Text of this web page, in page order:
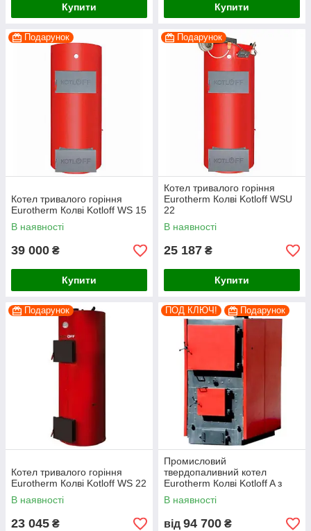
Купити Купити
Подарунок
Котел тривалого горіння
Eurotherm Колві Kotloff WS 15
В наявності
39 000 ₴
Купити
Подарунок
Котел тривалого горіння
Eurotherm Колві Kotloff WSU
22
В наявності
25 187 ₴
Купити
Подарунок
Котел тривалого горіння
Eurotherm Колві Kotloff WS 22
В наявності
23 045 ₴
ПОД КЛЮЧ! Подарунок
Промисловий
твердопаливний котел
Eurotherm Колві Kotloff A з
ручним завантаженням
В наявності
від 94 700 ₴